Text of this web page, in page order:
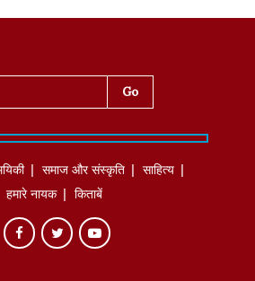
समाज और संस्कृति
साहित्‍य
हमारे नायक
किताबें